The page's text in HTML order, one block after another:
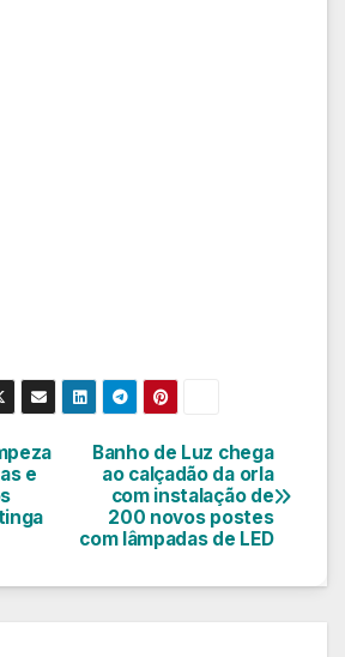
Banho de Luz chega
ao calçadão da orla
com instalação de
200 novos postes
com lâmpadas de LED
e